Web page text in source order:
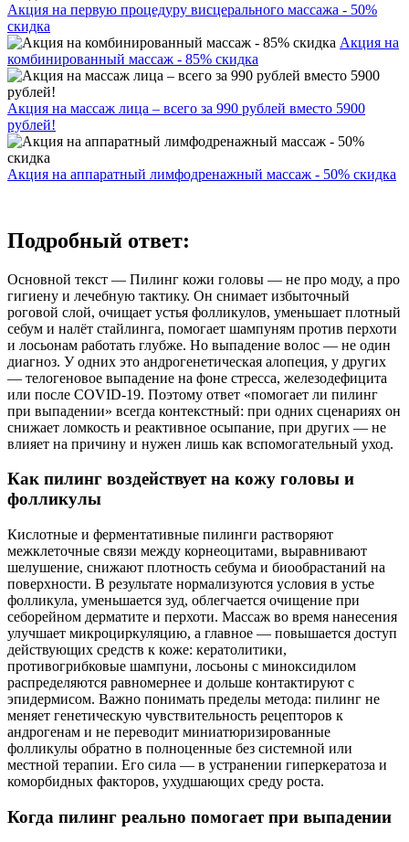
Акция на первую процедуру висцерального массажа - 50%
скидка
Акция на
комбинированный массаж - 85% скидка
Акция на массаж лица – всего за 990 рублей вместо 5900
рублей!
Акция на аппаратный лимфодренажный массаж - 50% скидка
Подробный ответ:
Основной текст — Пилинг кожи головы — не про моду, а про
гигиену и лечебную тактику. Он снимает избыточный
роговой слой, очищает устья фолликулов, уменьшает плотный
себум и налёт стайлинга, помогает шампуням против перхоти
и лосьонам работать глубже. Но выпадение волос — не один
диагноз. У одних это андрогенетическая алопеция, у других
— телогеновое выпадение на фоне стресса, железодефицита
или после COVID‑19. Поэтому ответ «помогает ли пилинг
при выпадении» всегда контекстный: при одних сценариях он
снижает ломкость и реактивное осыпание, при других — не
влияет на причину и нужен лишь как вспомогательный уход.
Как пилинг воздействует на кожу головы и
фолликулы
Кислотные и ферментативные пилинги растворяют
межклеточные связи между корнеоцитами, выравнивают
шелушение, снижают плотность себума и биообрастаний на
поверхности. В результате нормализуются условия в устье
фолликула, уменьшается зуд, облегчается очищение при
себорейном дерматите и перхоти. Массаж во время нанесения
улучшает микроциркуляцию, а главное — повышается доступ
действующих средств к коже: кератолитики,
противогрибковые шампуни, лосьоны с миноксидилом
распределяются равномернее и дольше контактируют с
эпидермисом. Важно понимать пределы метода: пилинг не
меняет генетическую чувствительность рецепторов к
андрогенам и не переводит миниатюризированные
фолликулы обратно в полноценные без системной или
местной терапии. Его сила — в устранении гиперкератоза и
коморбидных факторов, ухудшающих среду роста.
Когда пилинг реально помогает при выпадении